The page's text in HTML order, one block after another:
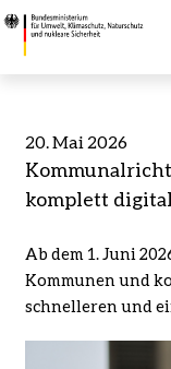
Direkt
zum
Kommunalrichtlinie:
Förderanträge
Bundesministerium
für
Klimaschutz,
Naturschutz
und
nukleare
Kommunaler
Aktuelles
20. Mai 2026
komplett digital
Ab dem 1. Juni
Kommunen und
schnelleren und